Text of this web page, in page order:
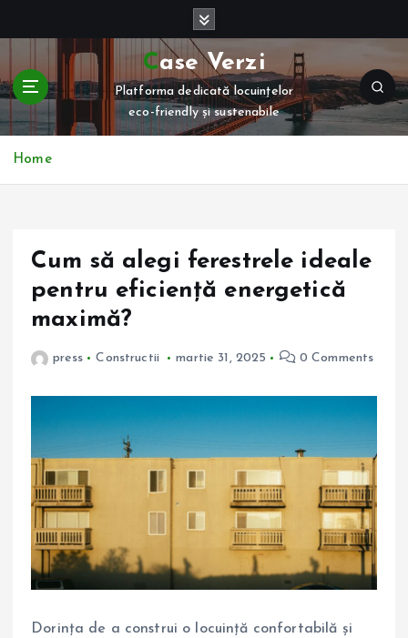
t
c
Case Verzi
Platforma dedicată locuințelor
eco-friendly și sustenabile
Home
Cum să alegi ferestrele ideale
pentru eficiență energetică
maximă?
press Constructii martie 31, 2025 0 Comments
Dorința de a construi o locuință confortabilă și